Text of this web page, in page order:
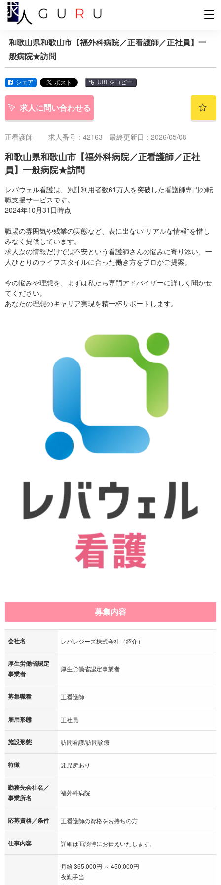
和歌山県和歌山市【福外科病院／正看護師／正社員】一
般病院★訪問
シェア URLをコピー
求人に問い合わせる
正看護師 求人番号：42163 最終更新日：2026/05/08
和歌山県和歌山市【福外科病院／正看護師／正社
員】一般病院★訪問
レバウェル看護は、累計利用者数61万人を突破した看護師専門の転
職支援サービスです。
2024年10月31日時点
職場の雰囲気や残業の実態など、表に出ない“リアルな情報”を惜し
みなく提供しています。
求人票の情報だけでは不安という看護師さんの悩みに寄り添い、一
人ひとりのライフスタイルに合った働き方をプロがご提案。
今の悩みや理想を、まずは私たち専門アドバイザーに詳しく聞かせ
てください。
あなたの理想のキャリア実現を精一杯サポートします。
募集内容
会社名 レバレジーズ株式会社（紹介）
厚生労働省認定
事業者
厚生労働省認定事業者
募集職種 正看護師
雇用形態 正社員
施設形態 訪問看護/訪問診療
特徴 託児所あり
勤務先会社名／
事業所名
福外科病院
応募資格／条件 正看護師の資格をお持ちの方
仕事内容 詳細は面談時にお伝えいたします。
月給 365,000円 ～ 450,000円
夜勤手当